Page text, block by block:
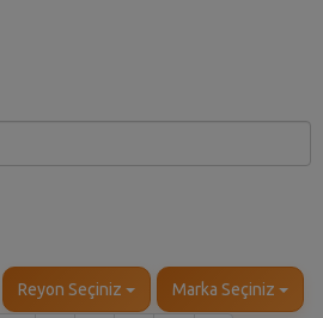
Reyon Seçiniz Marka Seçiniz